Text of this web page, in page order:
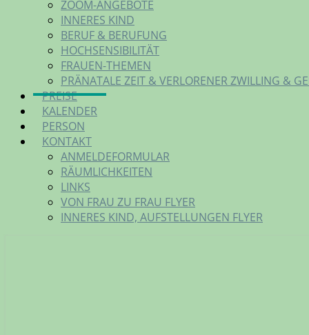
ZOOM-ANGEBOTE
INNERES KIND
BERUF & BERUFUNG
HOCHSENSIBILITÄT
FRAUEN-THEMEN
PRÄNATALE ZEIT & VERLORENER ZWILLING &
PREISE
KALENDER
PERSON
KONTAKT
ANMELDEFORMULAR
RÄUMLICHKEITEN
LINKS
VON FRAU ZU FRAU FLYER
INNERES KIND, AUFSTELLUNGEN FLYER